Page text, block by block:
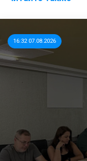
16:32 07.08.2026